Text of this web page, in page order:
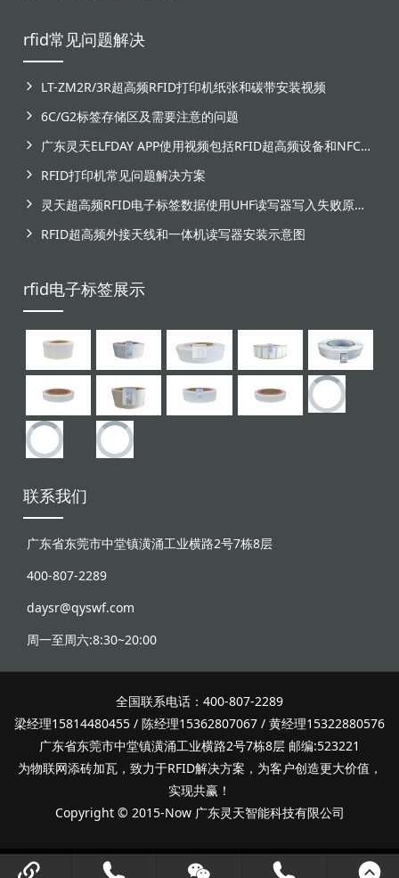
rfid常见问题解决
LT-ZM2R/3R超高频RFID打印机纸张和碳带安装视频
6C/G2标签存储区及需要注意的问题
广东灵天ELFDAY APP使用视频包括RFID超高频设备和NFC芯片标签感应
RFID打印机常见问题解决方案
灵天超高频RFID电子标签数据使用UHF读写器写入失败原因分析
RFID超高频外接天线和一体机读写器安装示意图
rfid电子标签展示
联系我们
广东省东莞市中堂镇潢涌工业横路2号7栋8层
400-807-2289
daysr@qyswf.com
周一至周六:8:30~20:00
全国联系电话：400-807-2289
梁经理15814480455 / 陈经理15362807067 / 黄经理15322880576
广东省东莞市中堂镇潢涌工业横路2号7栋8层 邮编:523221
为物联网添砖加瓦，致力于RFID解决方案，为客户创造更大价值，
实现共赢！
Copyright © 2015-Now 广东灵天智能科技有限公司